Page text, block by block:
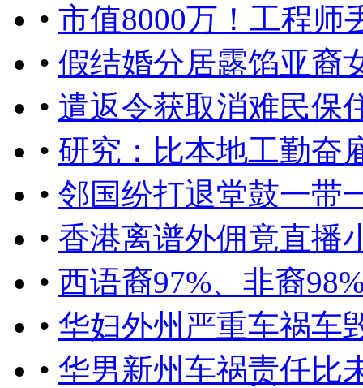
• 市值8000万！工程师
• 假结婚分居露馅亚裔
• 遣返令获取消难民保
• 研究：比本地工勤奋
• 邻国纷打退堂鼓一带
• 香港离谱外佣竟直播
• 西语裔97%、非裔
• 华妇外州严重车祸车
• 华男新州车祸责任比